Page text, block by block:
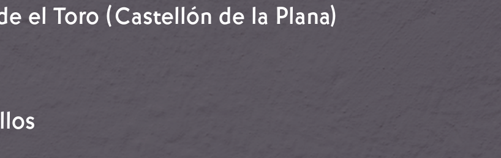
el Toro (Castellón de la Plana)
Toro (Castellón de la Plana)